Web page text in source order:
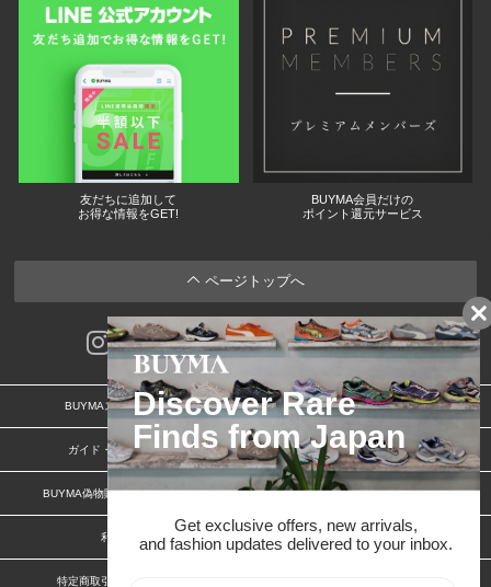
友だちに追加して
お得な情報をGET!
BUYMA会員だけの
ポイント還元サービス
ページトップへ
BUYMAスタートガイド 安心への取り組み
ガイド・お問い合わせ かんたん購入ガイド
BUYMA偽物販売防止の取り組み BUYMA CARD
利用規約 プライバシー
特定商取引法に関する表記